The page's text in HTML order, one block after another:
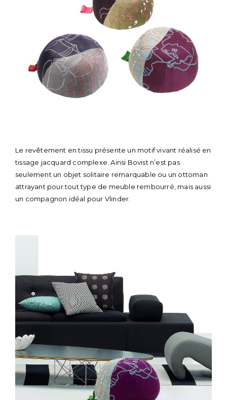
Le revêtement en tissu présente un motif vivant réalisé en
tissage jacquard complexe. Ainsi Bovist n’est pas
seulement un objet solitaire remarquable ou un ottoman
attrayant pour tout type de meuble rembourré, mais aussi
un compagnon idéal pour Vlinder.